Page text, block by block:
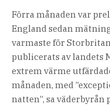
Förra månaden var
England sedan
varmaste för
publicerats av landets
extrem värme
månaden, med
natten”, sa väderbyrån